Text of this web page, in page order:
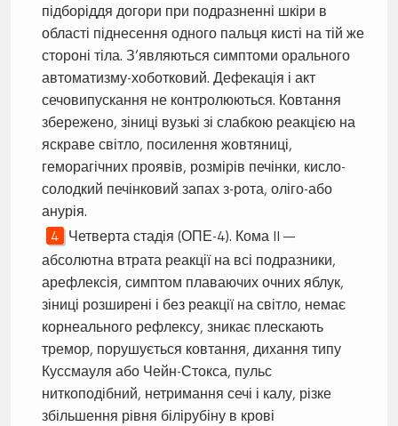
підборіддя догори при подразненні шкіри в
області піднесення одного пальця кисті на тій же
стороні тіла. З’являються симптоми орального
автоматизму-хоботковий. Дефекація і акт
сечовипускання не контролюються. Ковтання
збережено, зіниці вузькі зі слабкою реакцією на
яскраве світло, посилення жовтяниці,
геморагічних проявів, розмірів печінки, кисло-
солодкий печінковий запах з-рота, оліго-або
анурія.
Четверта стадія (ОПЕ-4). Кома II —
абсолютна втрата реакції на всі подразники,
арефлексія, симптом плаваючих очних яблук,
зіниці розширені і без реакції на світло, немає
корнеального рефлексу, зникає плескають
тремор, порушується ковтання, дихання типу
Куссмауля або Чейн-Стокса, пульс
ниткоподібний, нетримання сечі і калу, різке
збільшення рівня білірубіну в крові